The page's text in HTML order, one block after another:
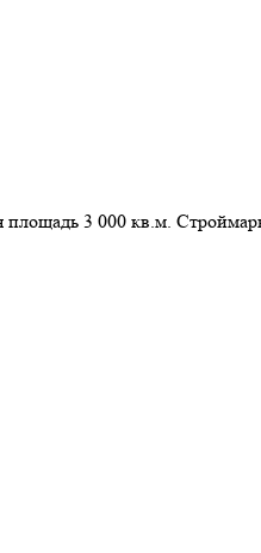
площадь 3 000 кв.м.